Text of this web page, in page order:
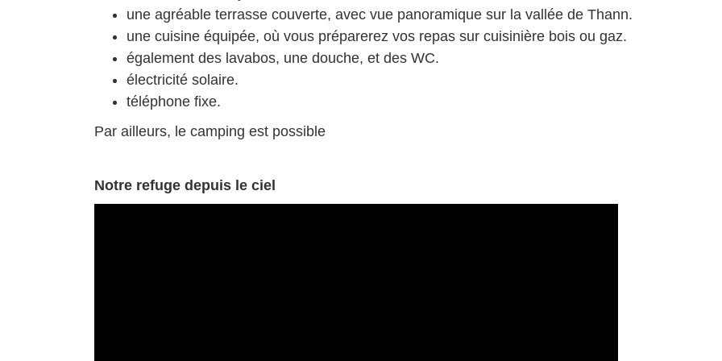
une agréable terrasse couverte, avec vue panoramique sur la vallée de Thann.
une cuisine équipée, où vous préparerez vos repas sur cuisinière bois ou gaz.
également des lavabos, une douche, et des WC.
électricité solaire.
téléphone fixe.
Par ailleurs, le camping est possible
Notre refuge depuis le ciel